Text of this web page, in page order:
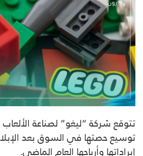
تتوقع شركة “ليغو” لصناعة
توسيع حصتها في السوق بعد
إيراداتها وأرباحها العام الماضي.